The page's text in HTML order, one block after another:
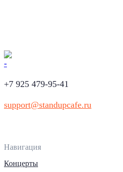
+7 925 479-95-41
support@standupcafe.ru
Навигация
Концерты